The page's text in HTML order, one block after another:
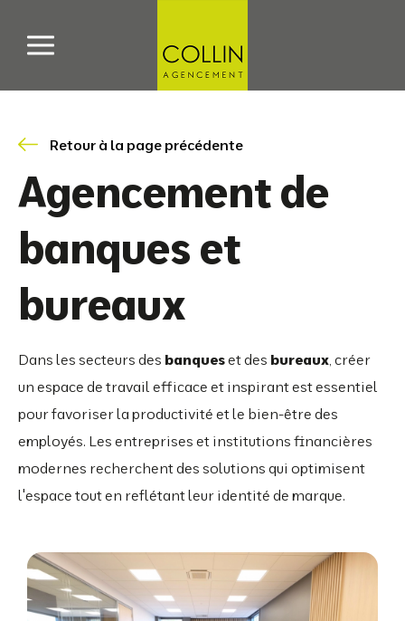
Retour à la page précédente
Agencement de
banques et
bureaux
Dans les secteurs des banqueset des bureaux, créer
un espace de travail efficace et inspirant est essentiel
pour favoriser la productivité et le bien-être des
employés. Les entreprises et institutions financières
modernes recherchent des solutions qui optimisent
l'espace tout en reflétant leur identité de marque.